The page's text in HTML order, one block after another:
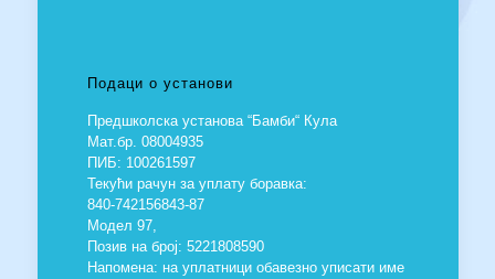
Подаци о установи
Предшколска установа “Бамби“ Кула
Мат.бр. 08004935
ПИБ: 100261597
Текући рачун за уплату боравка:
840-742156843-87
Модел 97,
Позив на број: 5221808590
Напомена: на уплатници обавезно уписати име